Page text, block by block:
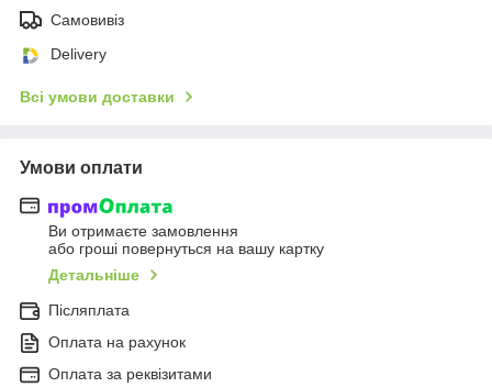
Самовивіз
Delivery
Всі умови доставки
Умови оплати
Ви отримаєте замовлення
або гроші повернуться на вашу картку
Детальніше
Післяплата
Оплата на рахунок
Оплата за реквізитами